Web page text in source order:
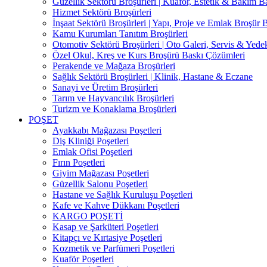
Hizmet Sektörü Broşürleri
İnşaat Sektörü Broşürleri | Yapı, Proje ve Emlak Broşür
Kamu Kurumları Tanıtım Broşürleri
Otomotiv Sektörü Broşürleri | Oto Galeri, Servis &
Özel Okul, Kreş ve Kurs Broşürü Baskı Çözümleri
Perakende ve Mağaza Broşürleri
Sağlık Sektörü Broşürleri | Klinik, Hastane & Eczane
Sanayi ve Üretim Broşürleri
Tarım ve Hayvancılık Broşürleri
Turizm ve Konaklama Broşürleri
POŞET
Ayakkabı Mağazası Poşetleri
Diş Kliniği Poşetleri
Emlak Ofisi Poşetleri
Fırın Poşetleri
Giyim Mağazası Poşetleri
Güzellik Salonu Poşetleri
Hastane ve Sağlık Kuruluşu Poşetleri
Kafe ve Kahve Dükkanı Poşetleri
KARGO POŞETİ
Kasap ve Şarküteri Poşetleri
Kitapçı ve Kırtasiye Poşetleri
Kozmetik ve Parfümeri Poşetleri
Kuaför Poşetleri